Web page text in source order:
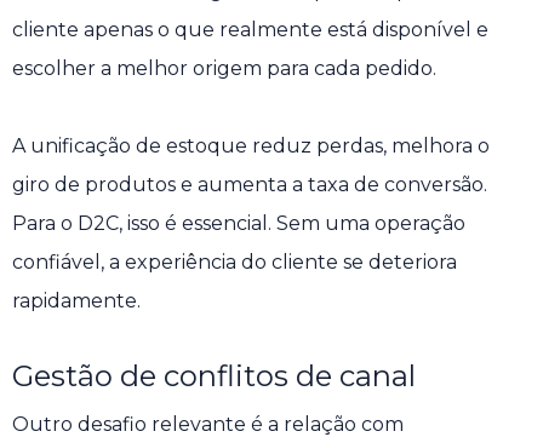
cliente apenas o que realmente está disponível e
escolher a melhor origem para cada pedido.
A unificação de estoque reduz perdas, melhora o
giro de produtos e aumenta a taxa de conversão.
Para o D2C, isso é essencial. Sem uma operação
confiável, a experiência do cliente se deteriora
rapidamente.
Gestão de conflitos de canal
Outro desafio relevante é a relação com